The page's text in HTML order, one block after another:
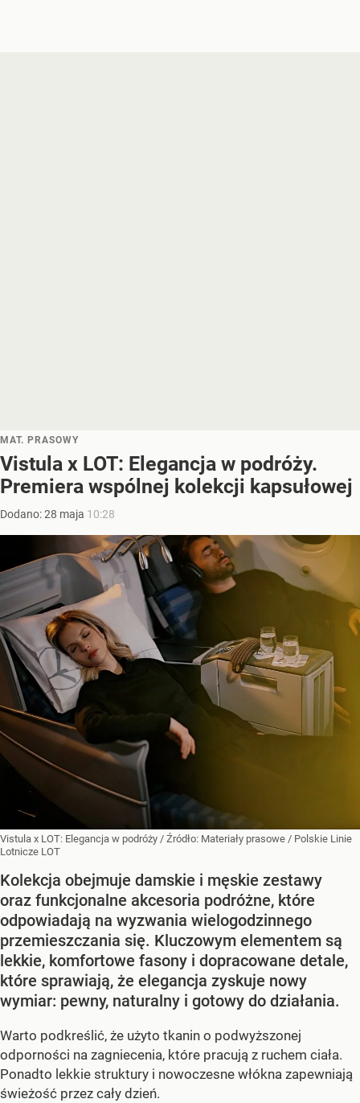
MAT. PRASOWY
Vistula x LOT: Elegancja w podróży.
Premiera wspólnej kolekcji kapsułowej
Dodano:28 maja 10:28
Vistula x LOT: Elegancja w podróży / Źródło: Materiały prasowe / Polskie Linie
Lotnicze LOT
Kolekcja obejmuje damskie i męskie zestawy
oraz funkcjonalne akcesoria podróżne, które
odpowiadają na wyzwania wielogodzinnego
przemieszczania się. Kluczowym elementem są
lekkie, komfortowe fasony i dopracowane detale,
które sprawiają, że elegancja zyskuje nowy
wymiar: pewny, naturalny i gotowy do działania.
Warto podkreślić, że użyto tkanin o podwyższonej
odporności na zagniecenia, które pracują z ruchem ciała.
Ponadto lekkie struktury i nowoczesne włókna zapewniają
świeżość przez cały dzień.